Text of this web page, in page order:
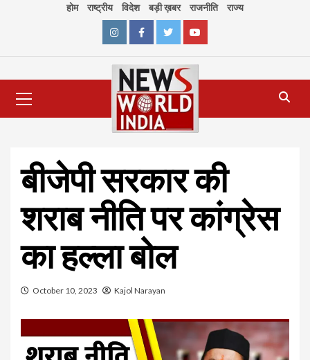
होम राष्ट्रीय विदेश बड़ी ख़बर राजनीति राज्य
InstagramFacebookTwitterYoutube
Menu
बीजेपी सरकार की
शराब नीति पर कांग्रेस
का हल्ला बोल
October 10, 2023 Kajol Narayan